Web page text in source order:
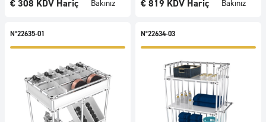
Raflar
Konveyörler
Tümü
Haberler
Promosyonlar
€ 308 KDV Hariç Bakınız € 819 KDV Hariç Bakınız
N°22635-01 N°22634-03